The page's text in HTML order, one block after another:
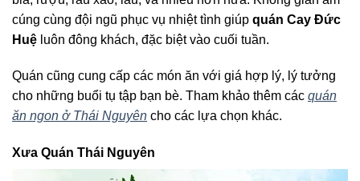
cúng cùng đội ngũ phục vụ nhiệt tình giúp quán Cay Đức
Huệ luôn đông khách, đặc biệt vào cuối tuần.
Quán cũng cung cấp các món ăn với giá hợp lý, lý tưởng
cho những buổi tụ tập bạn bè. Tham khảo thêm các quán
ăn ngon ở Thái Nguyên cho các lựa chọn khác.
Xưa Quán Thái Nguyên